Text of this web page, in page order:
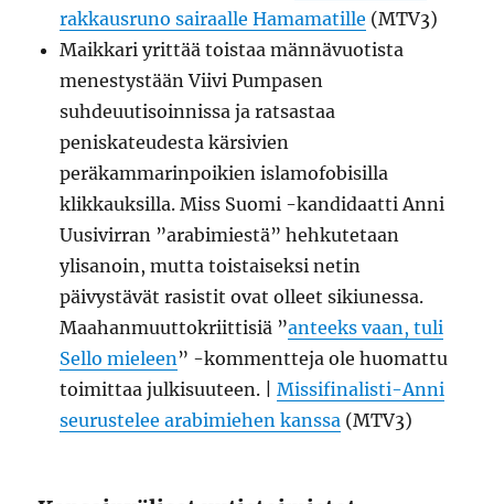
rakkausruno sairaalle Hamamatille (MTV3)
Maikkari yrittää toistaa männävuotista
menestystään Viivi Pumpasen
suhdeuutisoinnissa ja ratsastaa
peniskateudesta kärsivien
peräkammarinpoikien islamofobisilla
klikkauksilla. Miss Suomi -kandidaatti Anni
Uusivirran ”arabimiestä” hehkutetaan
ylisanoin, mutta toistaiseksi netin
päivystävät rasistit ovat olleet sikiunessa.
Maahanmuuttokriittisiä ”anteeks vaan, tuli
Sello mieleen” -kommentteja ole huomattu
toimittaa julkisuuteen. |Missifinalisti-Anni
seurustelee arabimiehen kanssa (MTV3)